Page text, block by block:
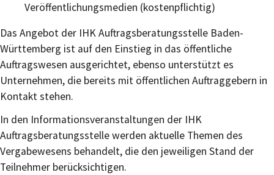
Veröffentlichungsmedien (kostenpflichtig)
Das Angebot der IHK Auftragsberatungsstelle Baden-
Württemberg ist auf den Einstieg in das öffentliche
Auftragswesen ausgerichtet, ebenso unterstützt es
Unternehmen, die bereits mit öffentlichen Auftraggebern in
Kontakt stehen.
In den Informationsveranstaltungen der IHK
Auftragsberatungsstelle werden aktuelle Themen des
Vergabewesens behandelt, die den jeweiligen Stand der
Teilnehmer berücksichtigen.